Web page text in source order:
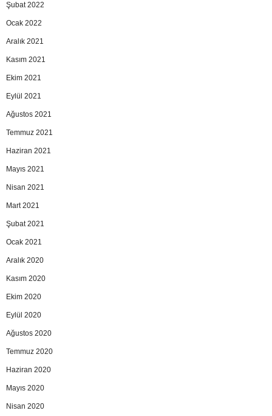
Şubat 2022
Ocak 2022
Aralık 2021
Kasım 2021
Ekim 2021
Eylül 2021
Ağustos 2021
Temmuz 2021
Haziran 2021
Mayıs 2021
Nisan 2021
Mart 2021
Şubat 2021
Ocak 2021
Aralık 2020
Kasım 2020
Ekim 2020
Eylül 2020
Ağustos 2020
Temmuz 2020
Haziran 2020
Mayıs 2020
Nisan 2020